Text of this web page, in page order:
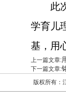
此
学育儿
基，用
上一篇文章:
下一篇文章:
版权所有：